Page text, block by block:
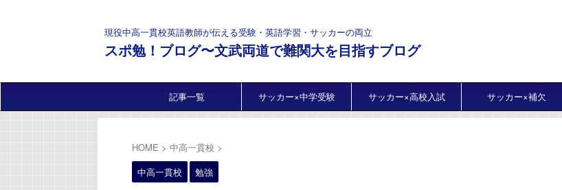
現役中高一貫校英語教師が伝える受験・英語学習・サッカーの両立
スポ勉！ブログ〜文武両道で難関大を目指すブログ
記事一覧 サッカー×中学受験 サッカー×高校入試 サッカー×補欠
HOME > 中高一貫校 >
中高一貫校
勉強